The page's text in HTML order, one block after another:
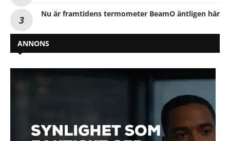
Nu är framtidens termometer BeamO äntligen här
ANNONS